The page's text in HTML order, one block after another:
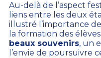
Au-delà de l’aspect
liens entre les deux
illustré l’importance
la formation des
beaux souvenirs, un
l’envie de poursuivre